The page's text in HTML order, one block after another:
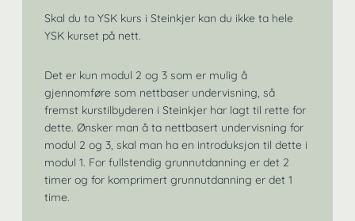
Skal du ta YSK kurs i Steinkjer kan du ikke ta hele
YSK kurset på nett.
Det er kun modul 2 og 3 som er mulig å
gjennomføre som nettbaser undervisning, så
fremst kurstilbyderen i Steinkjer har lagt til rette for
dette. Ønsker man å ta nettbasert undervisning for
modul 2 og 3, skal man ha en introduksjon til dette i
modul 1. For fullstendig grunnutdanning er det 2
timer og for komprimert grunnutdanning er det 1
time.